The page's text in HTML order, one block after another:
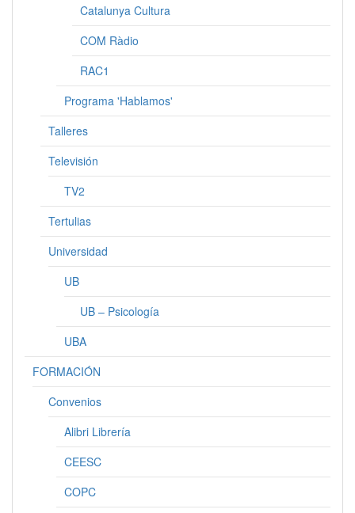
Catalunya Cultura
COM Ràdio
RAC1
Programa 'Hablamos'
Talleres
Televisión
TV2
Tertulias
Universidad
UB
UB – Psicología
UBA
FORMACIÓN
Convenios
Alibri Librería
CEESC
COPC